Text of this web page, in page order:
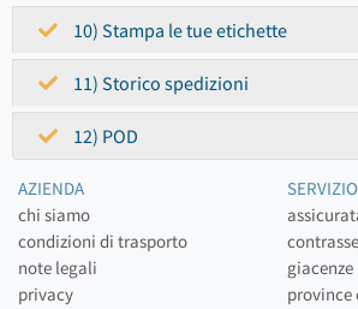
10) Stampa le tue etichette
11) Storico spedizioni
12) POD
AZIENDA
chi siamo
condizioni di trasporto
note legali
privacy
giacenze
province